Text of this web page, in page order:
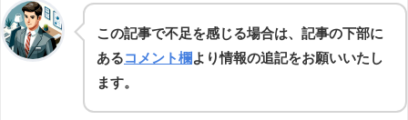
この記事で不足を感じる場合は、記事の下部に
あるコメント欄より情報の追記をお願いいたし
ます。